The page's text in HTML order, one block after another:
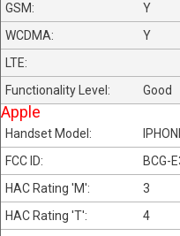
Y
Y
Good
Apple
BCG-
3
4